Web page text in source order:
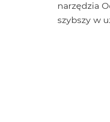
narzędzia
szybszy w